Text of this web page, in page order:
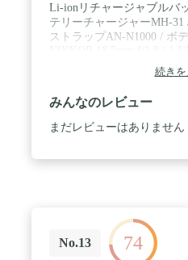
Li-ionリチャージャブルバ
テリーチャージャーMH-31
ストラップAN-N1000 / ボ
続き
みんなのレビュー
まだレビューはありません
No.13 74